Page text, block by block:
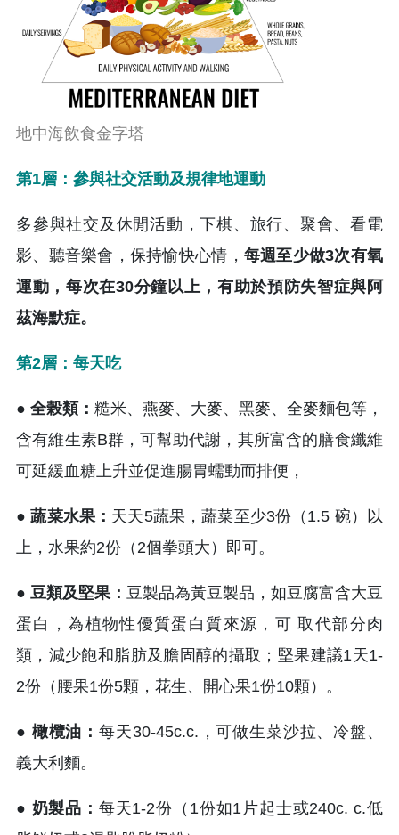
地中海飲食金字塔
第1層：參與社交活動及規律地運動
多參與社交及休閒活動，下棋、旅行、聚會、看電
影、聽音樂會，保持愉快心情， 每週至少做3次有氧
運動，每次在30分鐘以上，有助於預防失智症與阿
茲海默症。
第2層：每天吃
● 全榖類： 糙米、燕麥、大麥、黑麥、全麥麵包等，
含有維生素B群，可幫助代謝，其所富含的膳食纖維
可延緩血糖上升並促進腸胃蠕動而排便，
● 蔬菜水果： 天天5蔬果，蔬菜至少3份（1.5 碗）以
上，水果約2份（2個拳頭大）即可。
● 豆類及堅果： 豆製品為黃豆製品，如豆腐富含大豆
蛋白，為植物性優質蛋白質來源，可 取代部分肉
類，減少飽和脂肪及膽固醇的攝取；堅果建議1天1-
2份（腰果1份5顆，花生、開心果1份10顆）。
● 橄欖油：每天30-45c.c.，可做生菜沙拉、冷盤、
義大利麵。
● 奶製品： 每天1-2份（1份如1片起士或240c. c.低